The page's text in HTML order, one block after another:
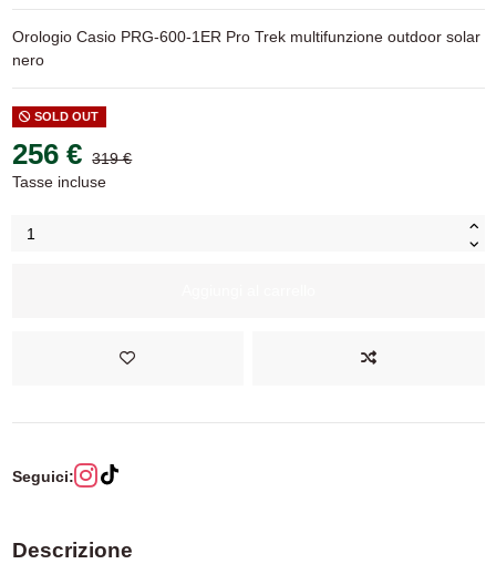
Orologio Casio PRG-600-1ER Pro Trek multifunzione outdoor solar
nero
SOLD OUT
256 € 319 €
Tasse incluse
Seguici:
Descrizione